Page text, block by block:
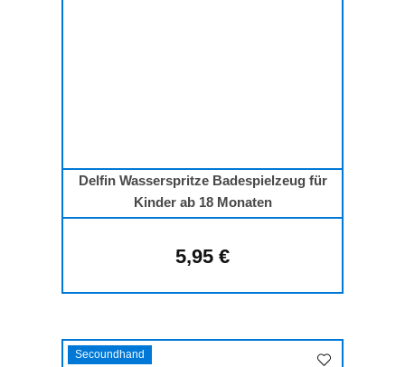
Delfin Wasserspritze Badespielzeug für
Kinder ab 18 Monaten
Regulärer Preis:
5,95 €
Secoundhand